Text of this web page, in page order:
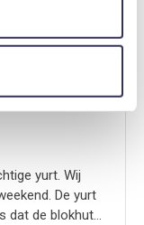
4,7
yurt. Wij
De yurt
dat de blokhut